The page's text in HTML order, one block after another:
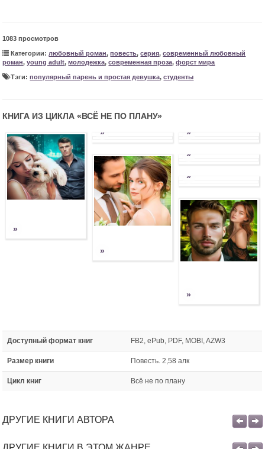
1083 просмотров
Категории: любовный роман,повесть,серия,современный любовный
роман,young adult,молодежка,современная проза,форст мира
Тэги:популярный парень и простая девушка,студенты
КНИГА ИЗ ЦИКЛА «ВСЁ НЕ ПО ПЛАНУ»
»
» »
»
»
»
»
Доступный формат книг FB2, ePub, PDF, MOBI, AZW3
Размер книги Повесть. 2,58 алк
Цикл книг Всё не по плану
ДРУГИЕ КНИГИ АВТОРА